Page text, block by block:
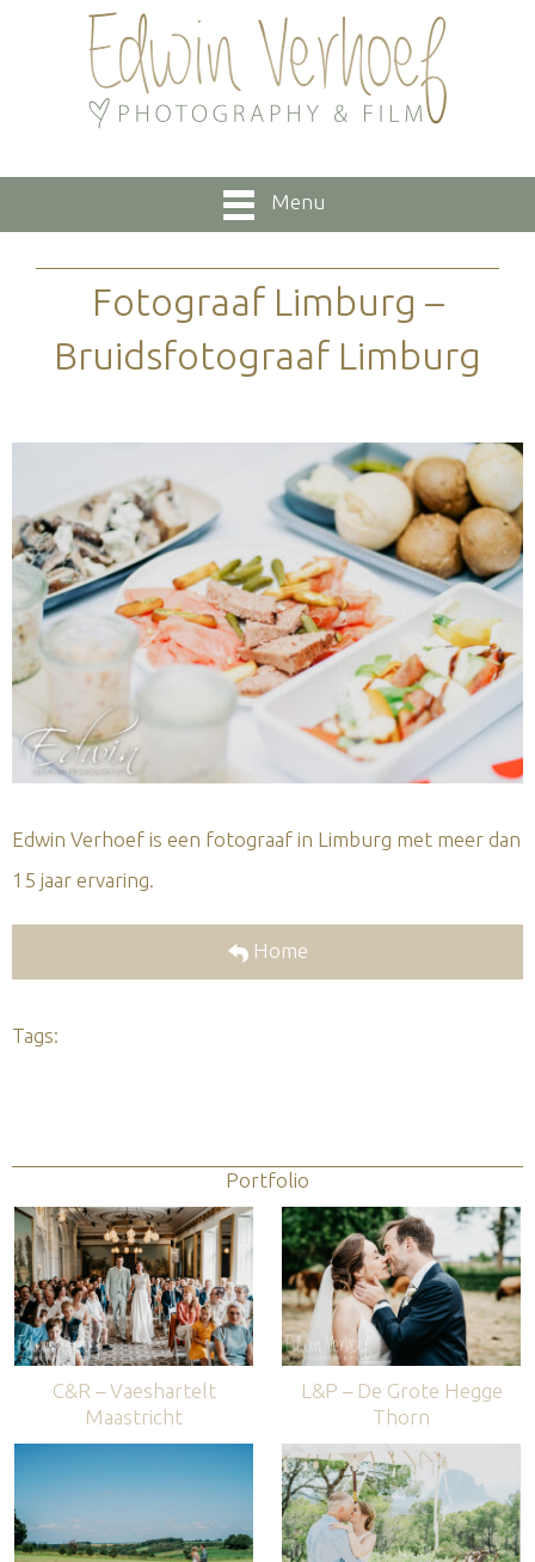
Menu
Fotograaf Limburg –
Bruidsfotograaf Limburg
Edwin Verhoef is een fotograaf in Limburg met meer dan
15 jaar ervaring.
Home
Tags:
Portfolio
C&R – Vaeshartelt
Maastricht
L&P – De Grote Hegge
Thorn